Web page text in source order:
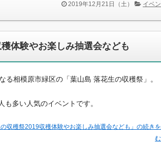
2019年12月21日（土） イベ
体験やお楽しみ抽選会なども
る相模原市緑区の「葉山島 落花生の収穫祭」。
も多い人気のイベントです。
の収穫祭2019収穫体験やお楽しみ抽選会なども」の続き